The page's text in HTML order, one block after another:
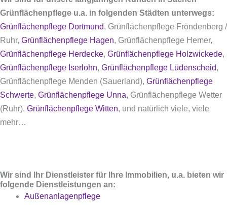
Grünflächenpflege u.a. in folgenden Städten unterwegs:
Grünflächenpflege Dortmund, Grünflächenpflege Fröndenberg /
Ruhr, Grünflächenpflege Hagen, Grünflächenpflege Hemer,
Grünflächenpflege Herdecke, Grünflächenpflege Holzwickede,
Grünflächenpflege Iserlohn, Grünflächenpflege Lüdenscheid,
Grünflächenpflege Menden (Sauerland), Grünflächenpflege
Schwerte, Grünflächenpflege Unna, Grünflächenpflege Wetter
(Ruhr), Grünflächenpflege Witten, und natürlich viele, viele
mehr…
Wir sind Ihr Dienstleister für Ihre Immobilien, u.a. bieten wir
folgende Dienstleistungen an:
Außenanlagenpflege